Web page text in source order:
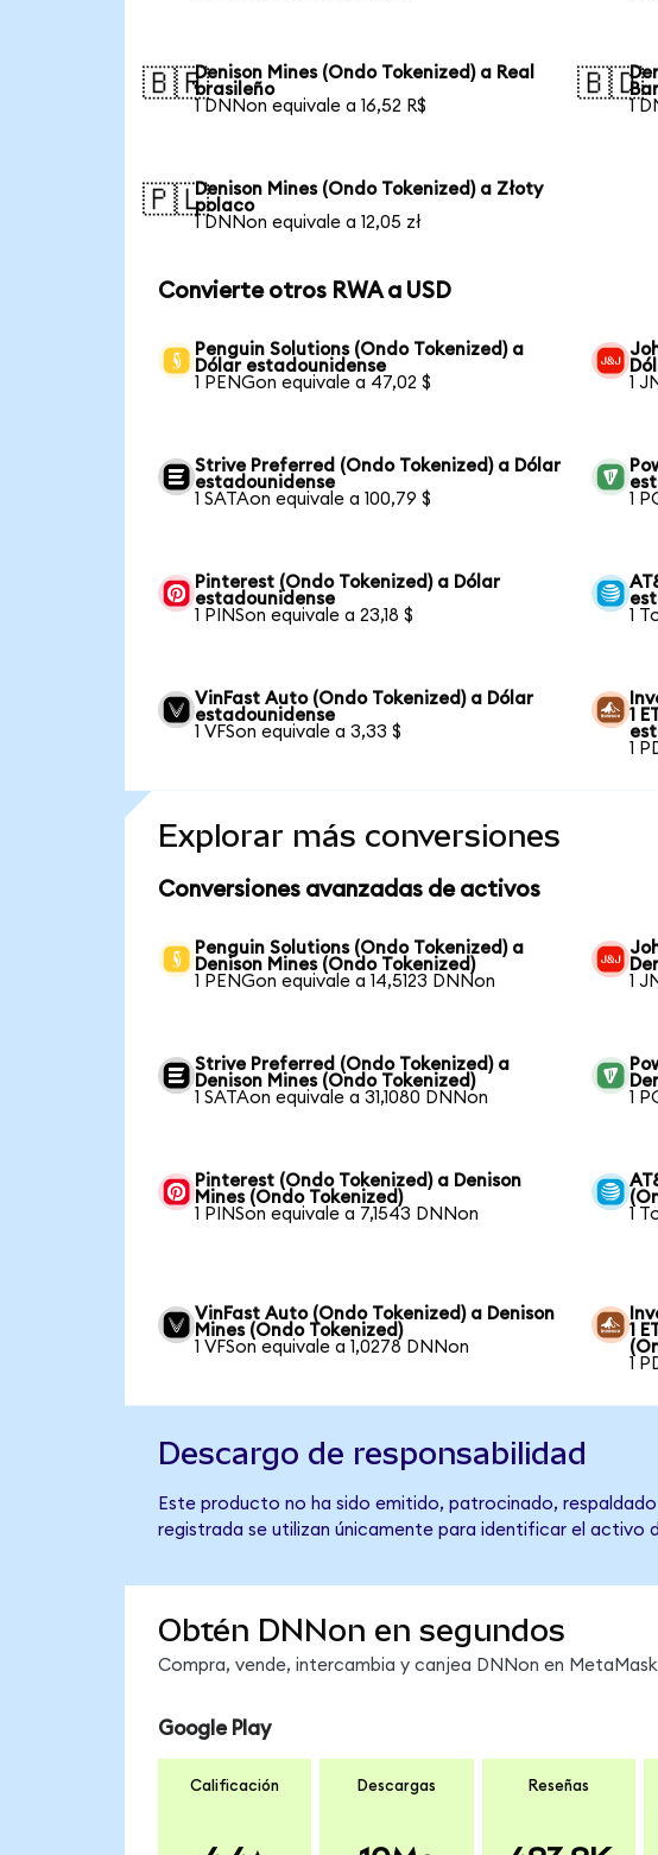
🇧🇷Denison Mines (Ondo Tokenized) a Real
brasileño
1 DNNon equivale a 16,52 R$
🇧🇩
1
🇵🇱Denison Mines (Ondo Tokenized) a Złoty
polaco
1 DNNon equivale a 12,05 zł
Convierte otros RWA a USD
Penguin Solutions (Ondo Tokenized) a
Dólar estadounidense
1 PENGon equivale a 47,02 $
1
Strive Preferred (Ondo Tokenized) a Dólar
estadounidense
1 SATAon equivale a 100,79 $
1
Pinterest (Ondo Tokenized) a Dólar
estadounidense
1 PINSon equivale a 23,18 $
1
VinFast Auto (Ondo Tokenized) a Dólar
estadounidense
1 VFSon equivale a 3,33 $
1
1
Explorar más conversiones
Conversiones avanzadas de activos
Penguin Solutions (Ondo Tokenized) a
Denison Mines (Ondo Tokenized)
1 PENGon equivale a 14,5123 DNNon
1
Strive Preferred (Ondo Tokenized) a
Denison Mines (Ondo Tokenized)
1 SATAon equivale a 31,1080 DNNon
1
Pinterest (Ondo Tokenized) a Denison
Mines (Ondo Tokenized)
1 PINSon equivale a 7,1543 DNNon
1
VinFast Auto (Ondo Tokenized) a Denison
Mines (Ondo Tokenized)
1 VFSon equivale a 1,0278 DNNon
1
1
Descargo de responsabilidad
Este producto no ha sido emitido, patrocinado,
registrada se utilizan únicamente para identificar el activo
Obtén DNNon en segundos
Compra, vende, intercambia y canjea DNNon en
Google Play
Calificación Descargas Reseñas